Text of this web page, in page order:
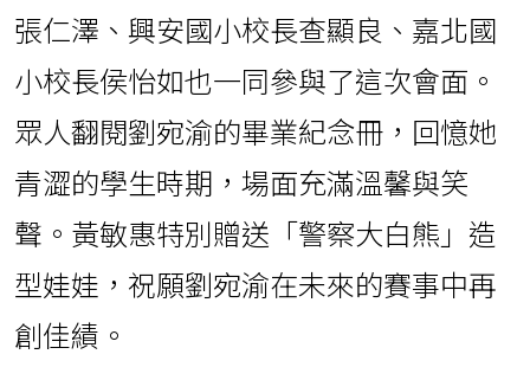
張仁澤、興安國小校長查顯良、嘉北國
小校長侯怡如也一同參與了這次會面。
眾人翻閱劉宛渝的畢業紀念冊，回憶她
青澀的學生時期，場面充滿溫馨與笑
聲。黃敏惠特別贈送「警察大白熊」造
型娃娃，祝願劉宛渝在未來的賽事中再
創佳績。